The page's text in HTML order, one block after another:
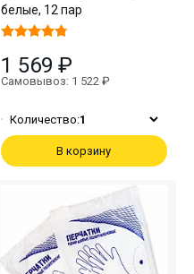
белые, 12 пар
1 569 ₽
Самовывоз: 1 522 ₽
Количество:1
В корзину